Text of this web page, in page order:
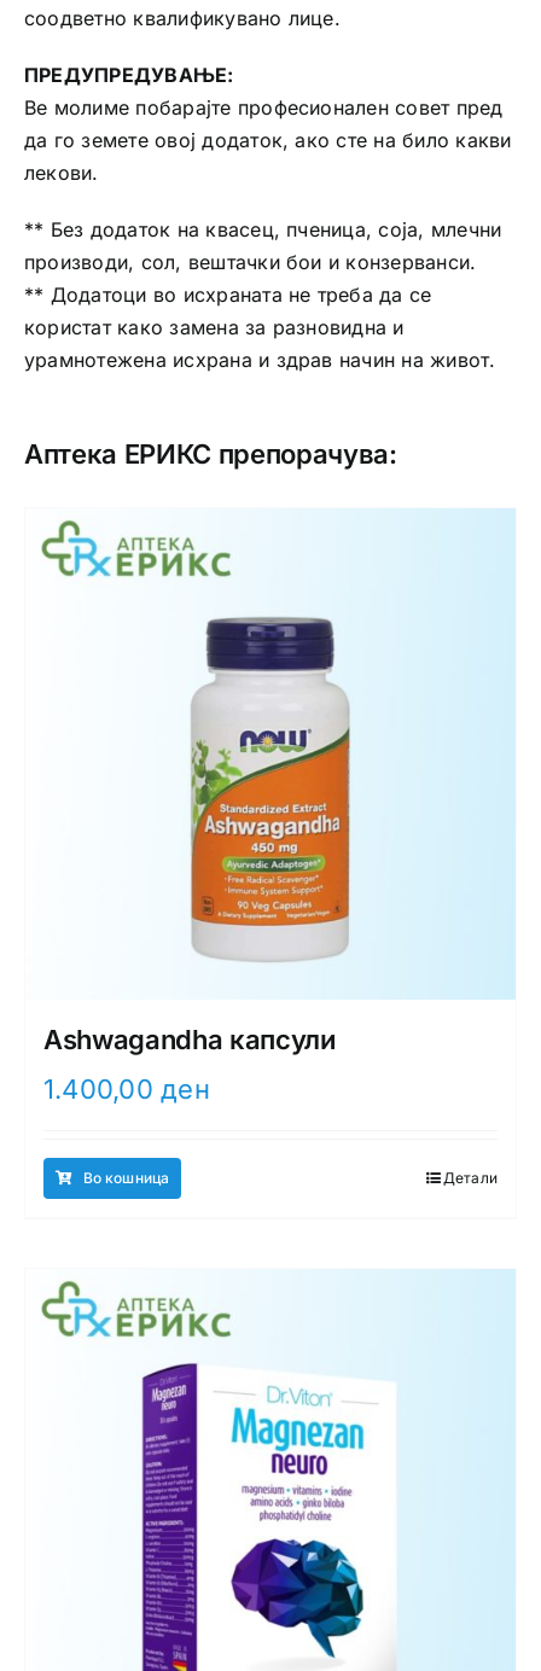
соодветно квалификувано лице.
ПРЕДУПРЕДУВАЊЕ:
Ве молиме побарајте професионален совет пред
да го земете овој додаток, ако сте на било какви
лекови.
** Без додаток на квасец, пченица, соја, млечни
производи, сол, вештачки бои и конзерванси.
** Додатоци во исхраната не треба да се
користат како замена за разновидна и
урамнотежена исхрана и здрав начин на живот.
Аптека ЕРИКС препорачува:
Ashwagandha капсули
1.400,00ден
Во кошница Детали